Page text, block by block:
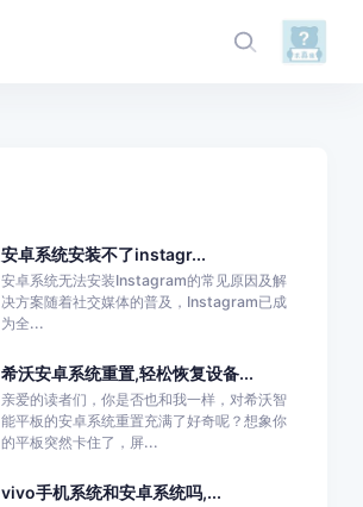
安卓系统安装不了instagr...
安卓系统无法安装Instagram的常见原因及解
决方案随着社交媒体的普及，Instagram已成
为全...
希沃安卓系统重置,轻松恢复设备...
亲爱的读者们，你是否也和我一样，对希沃智
能平板的安卓系统重置充满了好奇呢？想象你
的平板突然卡住了，屏...
vivo手机系统和安卓系统吗,...